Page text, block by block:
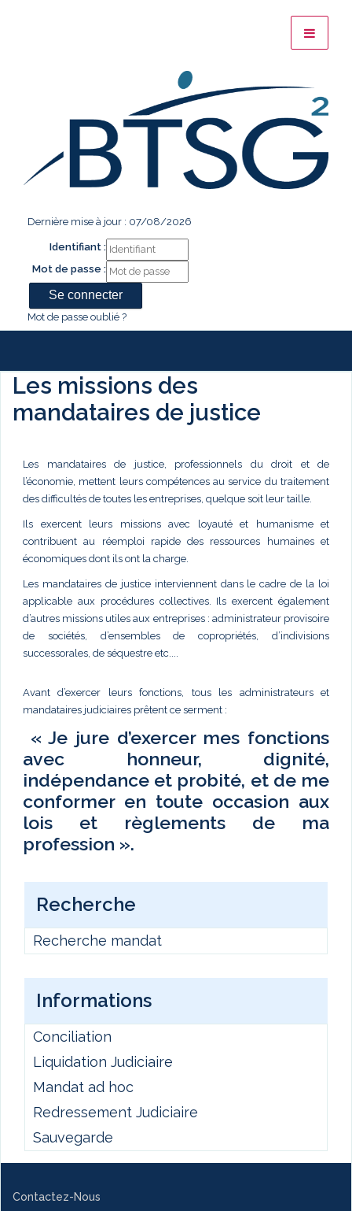
Dernière mise à jour : 07/08/2026
Identifiant :
Mot de passe :
Mot de passe oublié ?
Les missions des
mandataires de justice
Les mandataires de justice, professionnels du droit et de
l’économie, mettent leurs compétences au service du traitement
des difficultés de toutes les entreprises, quelque soit leur taille.
Ils exercent leurs missions avec loyauté et humanisme et
contribuent au réemploi rapide des ressources humaines et
économiques dont ils ont la charge.
Les mandataires de justice interviennent dans le cadre de la loi
applicable aux procédures collectives. Ils exercent également
d’autres missions utiles aux entreprises : administrateur provisoire
de sociétés, d’ensembles de copropriétés, d’indivisions
successorales, de séquestre etc....
Avant d’exercer leurs fonctions, tous les administrateurs et
mandataires judiciaires prêtent ce serment :
« Je jure d’exercer mes fonctions
avec honneur, dignité,
indépendance et probité, et de me
conformer en toute occasion aux
lois et règlements de ma
profession ».
Recherche
Recherche mandat
Informations
Conciliation
Liquidation Judiciaire
Mandat ad hoc
Redressement Judiciaire
Sauvegarde
Contactez-Nous